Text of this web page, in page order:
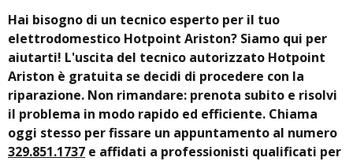
Hai bisogno di un tecnico esperto per il tuo
elettrodomestico Hotpoint Ariston? Siamo qui per
aiutarti! L'uscita del tecnico autorizzato Hotpoint
Ariston è gratuita se decidi di procedere con la
riparazione. Non rimandare: prenota subito e risolvi
il problema in modo rapido ed efficiente. Chiama
oggi stesso per fissare un appuntamento al numero
329.851.1737 e affidati a professionisti qualificati per